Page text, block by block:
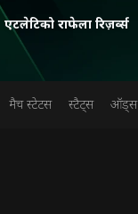
एटलेटिको राफेला रिज़र्व्स
मैच स्टेटस स्टैट्स ऑड्स